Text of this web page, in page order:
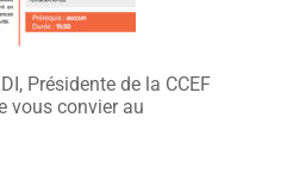
Présidente de la CCEF
vous convier au